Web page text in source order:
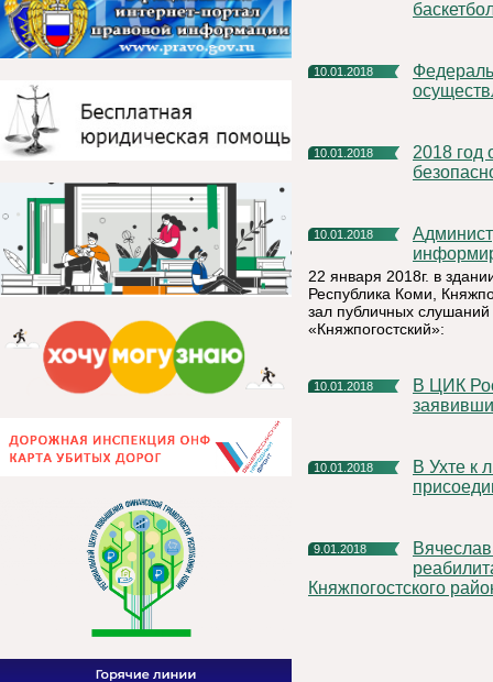
10.01.2018
Федеральной службой по труду и занятости активно
10.01.2018
2018 год объявлен в МЧС России Годом культуры
10.01.2018
Администрация муниципального района «Княжпогостский»
22 января 2018г. в
Республика Коми,
зал публичных
«Княжпогостский»:
10.01.2018
В ЦИК России завершился прием документов от граждан,
10.01.2018
В Ухте к лыжным новогодним каникулам РУСАЛа
9.01.2018
Вячеслав Ивочкин поздравил воспитанников Социально-
Княжпогостского